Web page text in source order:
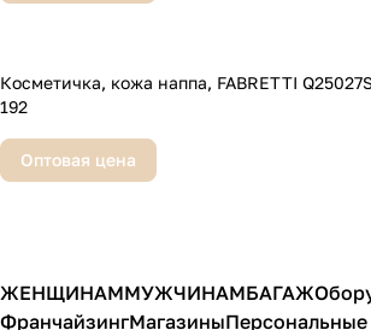
Косметичка, кожа наппа, FABRETTI Q25027SL-
192
Оптовая цена
ЖЕНЩИНАММУЖЧИНАМБАГАЖ
ФранчайзингМагазины